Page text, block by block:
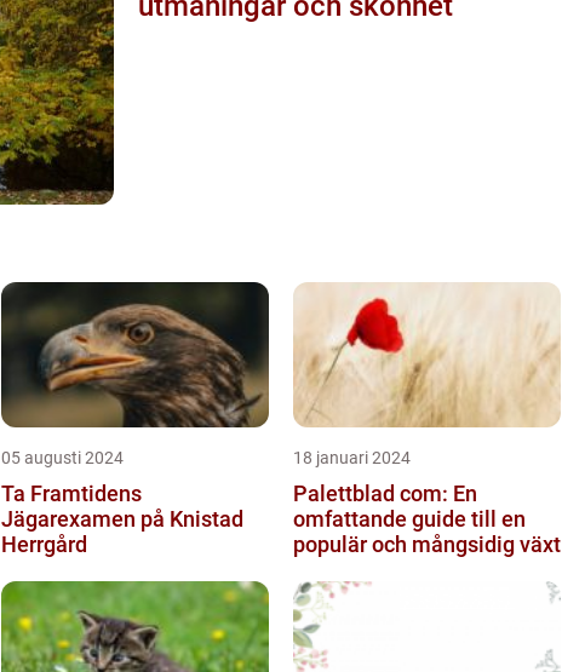
05 augusti 2024
Ta Framtidens
Jägarexamen på Knistad
Herrgård
18 januari 2024
Palettblad com: En
omfattande guide till en
populär och mångsidig växt